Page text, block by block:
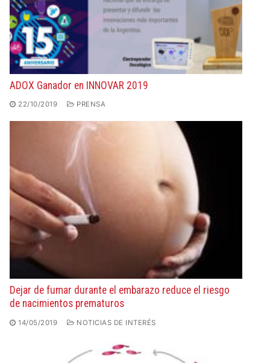
ADOX Ganador en INNOVAR 2019
22/10/2019 PRENSA
Dejar de fumar durante el embarazo reduce el riesgo
de nacimientos prematuros
14/05/2019 NOTICIAS DE INTERÉS